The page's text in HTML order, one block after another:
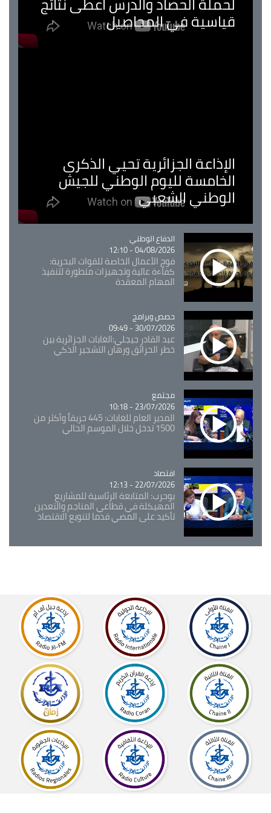
قياسية في المحاصيل
الإذاعة الجزائرية تحيي الذكرى
الخامسة لليوم الوطني للجيش
الوطني الشعبي
Catégorie
الدفاع الوطني
04/08/2026 - 12:10
فوج الأعمال الخاصة للقوات البحرية:
كفاءة عالية وتجهيزات متطورة لتنفيذ
المهام المعقدة
Catégorie
حصص وبرامج
30/07/2026 - 09:49
عبد القادر جيجلي:الغابات الجزائرية بين
خطر الحرائق ورهان التشجير الذكي
Catégorie
مجتمع
23/07/2026 - 10:18
المدير العام للغابات: 445 حريقاً وأكثر من
1500 تدخل خلال الموسم الحالي
Catégorie
اقتصاد
22/07/2026 - 12:13
بوحرب: المتابعة الرئاسية للمشاريع
المهيكلة في قطاعي المناجم والتعدين
تأكيد على المضي قدما لتنويع الاقتصاد